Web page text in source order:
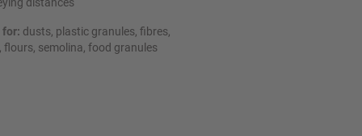
distances
for: dusts, plastic granules, fibres,
flours, semolina, food granules